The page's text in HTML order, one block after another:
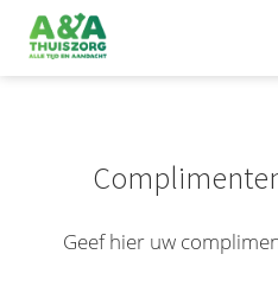
Geef hier uw